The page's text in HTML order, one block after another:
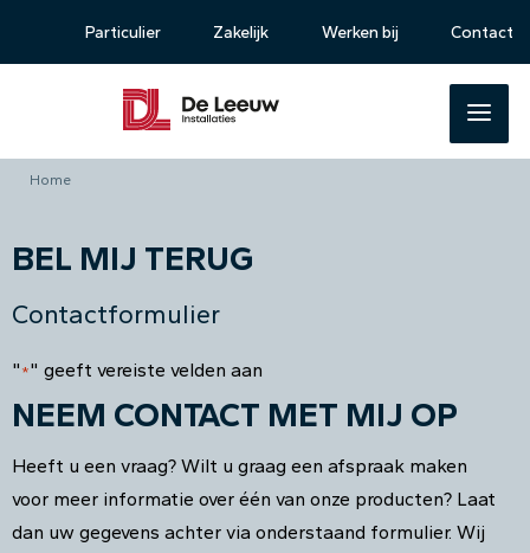
Particulier Zakelijk Werken bij Contact
Home
BEL MIJ TERUG
Contactformulier
" *" geeft vereiste velden aan
NEEM CONTACT MET MIJ OP
Heeft u een vraag? Wilt u graag een afspraak maken
voor meer informatie over één van onze producten? Laat
dan uw gegevens achter via onderstaand formulier. Wij